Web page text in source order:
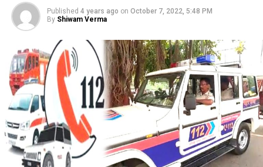
Published 4 years ago on October 7, 2022, 5:48 PM
By Shiwam Verma